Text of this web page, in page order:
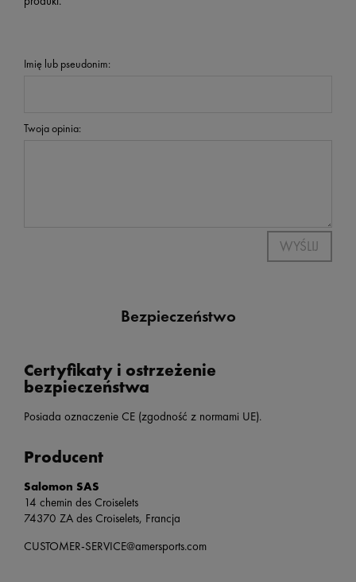
Imię lub pseudonim:
Twoja opinia:
WYŚLIJ
Bezpieczeństwo
Certyfikaty i ostrzeżenie
bezpieczeństwa
Posiada oznaczenie CE (zgodność z normami UE).
Producent
Salomon SAS
14 chemin des Croiselets
74370 ZA des Croiselets, Francja
CUSTOMER-SERVICE@amersports.com